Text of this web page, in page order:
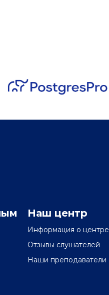
Наш центр
Информация о центре
Отзывы слушателей
Наши преподаватели